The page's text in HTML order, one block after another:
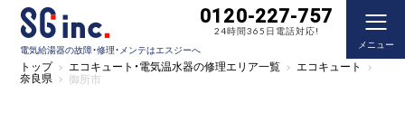
電気給湯器の故障・修理・メンテはエスジーへ
0120-227-757
24時間365日電話対応!
メニュー
トップ エコキュート・電気温水器の修理エリア一覧 エコキュート
奈良県 御所市